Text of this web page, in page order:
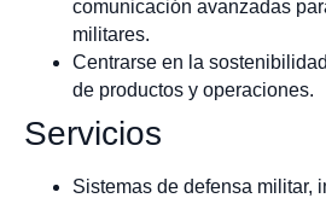
comunicación avanzadas
militares.
Centrarse en la
de productos y operaciones.
Servicios
Sistemas de defensa militar,